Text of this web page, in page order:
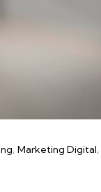
Marketing Digital